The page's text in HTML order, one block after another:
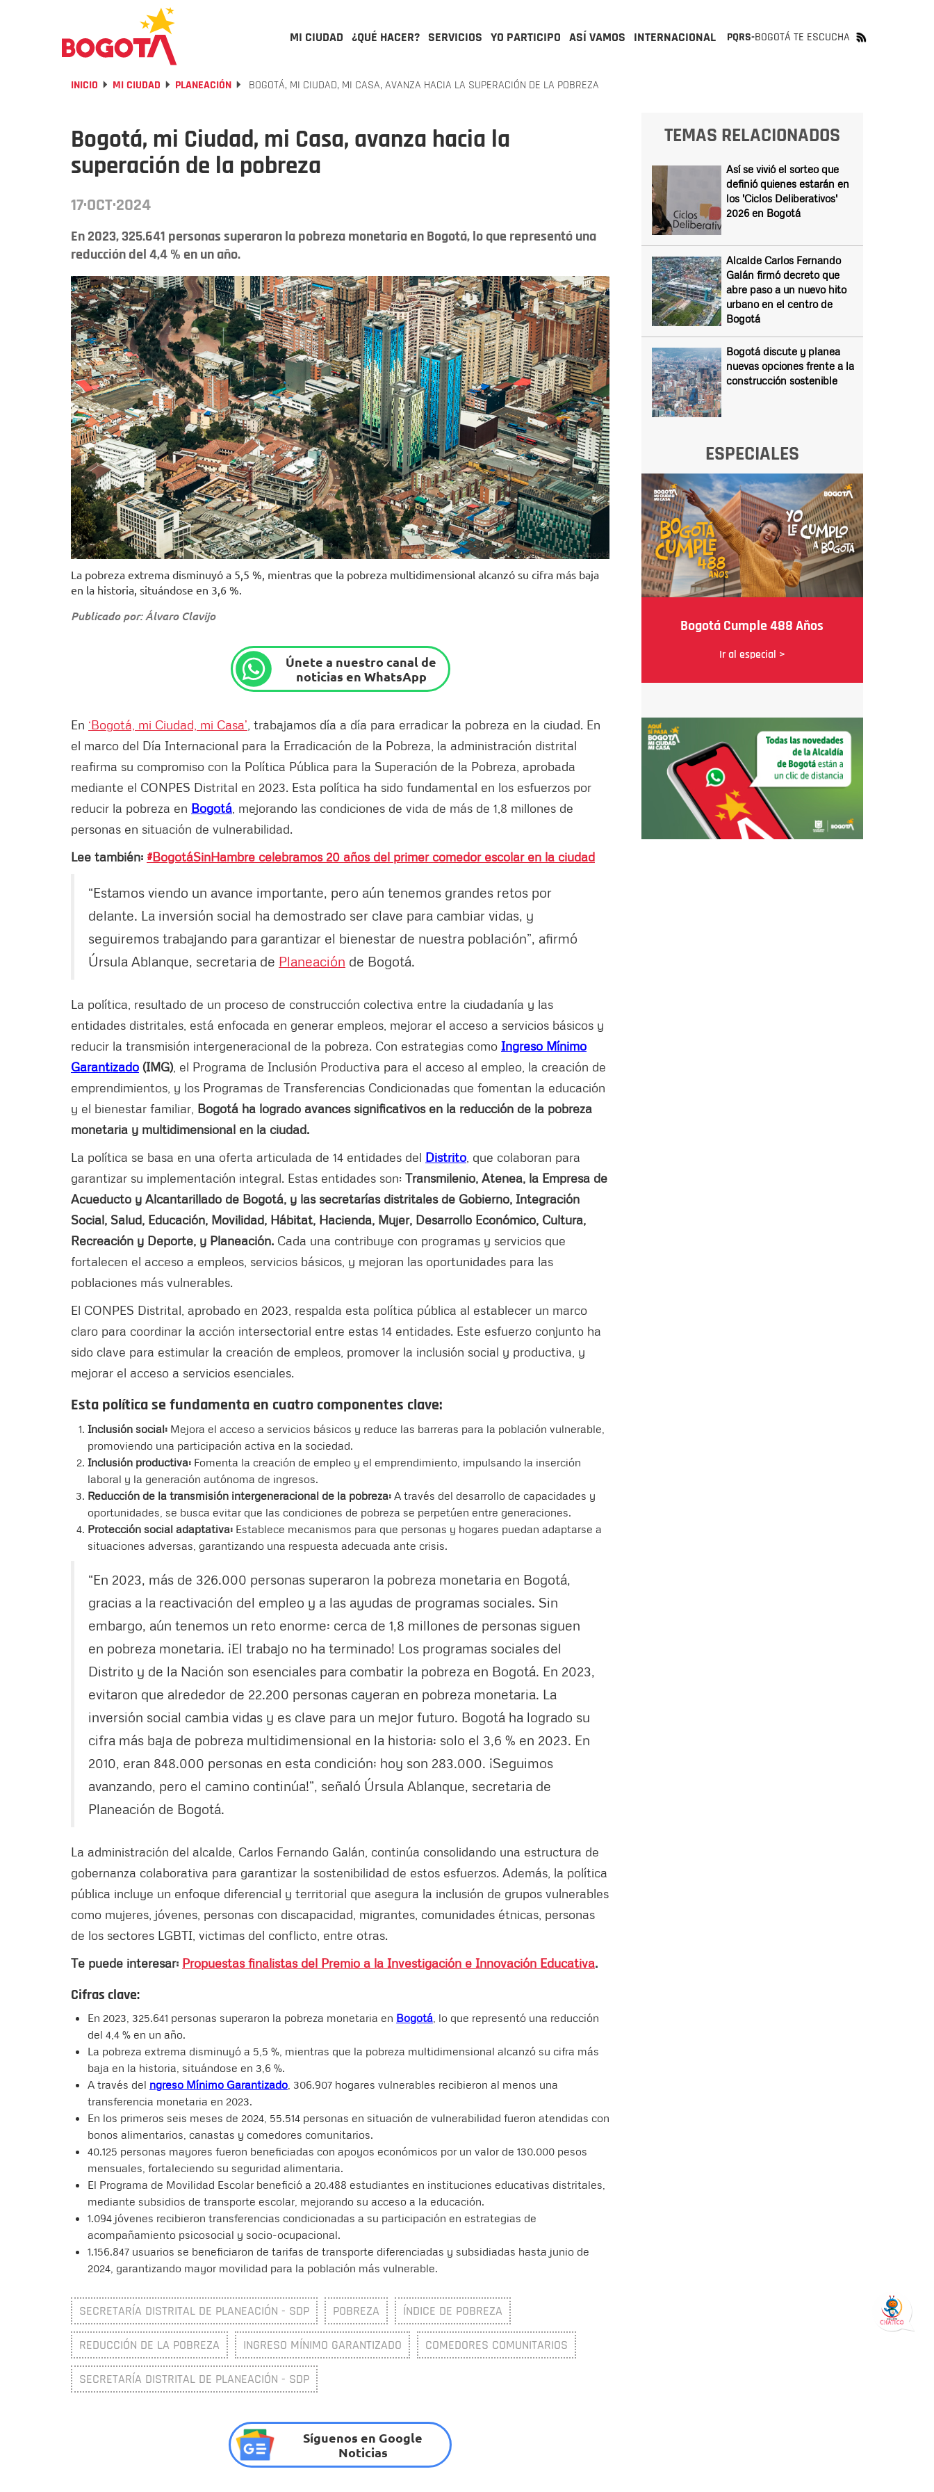
MI CIUDAD ¿QUÉ HACER? SERVICIOS YO PARTICIPO ASÍ VAMOS INTERNACIONAL PQRS-BOGOTÁ TE ESCUCHA
INICIO MI CIUDAD PLANEACIÓN BOGOTÁ, MI CIUDAD, MI CASA, AVANZA HACIA LA SUPERACIÓN DE LA POBREZA
Bogotá, mi Ciudad, mi Casa, avanza hacia la
superación de la pobreza
17·OCT·2024
En 2023, 325.641 personas superaron la pobreza monetaria en Bogotá, lo que representó una
reducción del 4,4 % en un año.
Foto: Alcaldía Mayor de Bogotá
La pobreza extrema disminuyó a 5,5 %, mientras que la pobreza multidimensional alcanzó su cifra más baja
en la historia, situándose en 3,6 %.
Publicado por: Álvaro Clavijo
Únete a nuestro canal de
noticias en WhatsApp
En ‘Bogotá, mi Ciudad, mi Casa’ , trabajamos día a día para erradicar la pobreza en la ciudad. En
el marco del Día Internacional para la Erradicación de la Pobreza, la administración distrital
reafirma su compromiso con la Política Pública para la Superación de la Pobreza, aprobada
mediante el CONPES Distrital en 2023. Esta política ha sido fundamental en los esfuerzos por
reducir la pobreza en Bogotá , mejorando las condiciones de vida de más de 1,8 millones de
personas en situación de vulnerabilidad.
Lee también: #BogotáSinHambre celebramos 20 años del primer comedor escolar en la ciudad
“Estamos viendo un avance importante, pero aún tenemos grandes retos por
delante. La inversión social ha demostrado ser clave para cambiar vidas, y
seguiremos trabajando para garantizar el bienestar de nuestra población”, afirmó
Úrsula Ablanque, secretaria de Planeación de Bogotá.
La política, resultado de un proceso de construcción colectiva entre la ciudadanía y las
entidades distritales, está enfocada en generar empleos, mejorar el acceso a servicios básicos y
reducir la transmisión intergeneracional de la pobreza. Con estrategias como Ingreso Mínimo
Garantizado (IMG) , el Programa de Inclusión Productiva para el acceso al empleo, la creación de
emprendimientos, y los Programas de Transferencias Condicionadas que fomentan la educación
y el bienestar familiar, Bogotá ha logrado avances significativos en la reducción de la pobreza
monetaria y multidimensional en la ciudad.
La política se basa en una oferta articulada de 14 entidades del Distrito , que colaboran para
garantizar su implementación integral. Estas entidades son: Transmilenio, Atenea, la Empresa de
Acueducto y Alcantarillado de Bogotá, y las secretarías distritales de Gobierno, Integración
Social, Salud, Educación, Movilidad, Hábitat, Hacienda, Mujer, Desarrollo Económico, Cultura,
Recreación y Deporte, y Planeación. Cada una contribuye con programas y servicios que
fortalecen el acceso a empleos, servicios básicos, y mejoran las oportunidades para las
poblaciones más vulnerables.
El CONPES Distrital, aprobado en 2023, respalda esta política pública al establecer un marco
claro para coordinar la acción intersectorial entre estas 14 entidades. Este esfuerzo conjunto ha
sido clave para estimular la creación de empleos, promover la inclusión social y productiva, y
mejorar el acceso a servicios esenciales.
Esta política se fundamenta en cuatro componentes clave:
Inclusión social: Mejora el acceso a servicios básicos y reduce las barreras para la población vulnerable,
promoviendo una participación activa en la sociedad.
Inclusión productiva: Fomenta la creación de empleo y el emprendimiento, impulsando la inserción
laboral y la generación autónoma de ingresos.
Reducción de la transmisión intergeneracional de la pobreza: A través del desarrollo de capacidades y
oportunidades, se busca evitar que las condiciones de pobreza se perpetúen entre generaciones.
Protección social adaptativa: Establece mecanismos para que personas y hogares puedan adaptarse a
situaciones adversas, garantizando una respuesta adecuada ante crisis.
“En 2023, más de 326.000 personas superaron la pobreza monetaria en Bogotá,
gracias a la reactivación del empleo y a las ayudas de programas sociales. Sin
embargo, aún tenemos un reto enorme: cerca de 1,8 millones de personas siguen
en pobreza monetaria. ¡El trabajo no ha terminado! Los programas sociales del
Distrito y de la Nación son esenciales para combatir la pobreza en Bogotá. En 2023,
evitaron que alrededor de 22.200 personas cayeran en pobreza monetaria. La
inversión social cambia vidas y es clave para un mejor futuro. Bogotá ha logrado su
cifra más baja de pobreza multidimensional en la historia: solo el 3,6 % en 2023. En
2010, eran 848.000 personas en esta condición; hoy son 283.000. ¡Seguimos
avanzando, pero el camino continúa!”, señaló Úrsula Ablanque, secretaria de
Planeación de Bogotá.
La administración del alcalde, Carlos Fernando Galán, continúa consolidando una estructura de
gobernanza colaborativa para garantizar la sostenibilidad de estos esfuerzos. Además, la política
pública incluye un enfoque diferencial y territorial que asegura la inclusión de grupos vulnerables
como mujeres, jóvenes, personas con discapacidad, migrantes, comunidades étnicas, personas
de los sectores LGBTI, victimas del conflicto, entre otras.
Te puede interesar: Propuestas finalistas del Premio a la Investigación e Innovación Educativa.
Cifras clave:
En 2023, 325.641 personas superaron la pobreza monetaria en Bogotá , lo que representó una reducción
del 4,4 % en un año.
La pobreza extrema disminuyó a 5,5 %, mientras que la pobreza multidimensional alcanzó su cifra más
baja en la historia, situándose en 3,6 %.
A través del ngreso Mínimo Garantizado , 306.907 hogares vulnerables recibieron al menos una
transferencia monetaria en 2023.
En los primeros seis meses de 2024, 55.514 personas en situación de vulnerabilidad fueron atendidas con
bonos alimentarios, canastas y comedores comunitarios.
40.125 personas mayores fueron beneficiadas con apoyos económicos por un valor de 130.000 pesos
mensuales, fortaleciendo su seguridad alimentaria.
El Programa de Movilidad Escolar benefició a 20.488 estudiantes en instituciones educativas distritales,
mediante subsidios de transporte escolar, mejorando su acceso a la educación.
1.094 jóvenes recibieron transferencias condicionadas a su participación en estrategias de
acompañamiento psicosocial y socio-ocupacional.
1.156.847 usuarios se beneficiaron de tarifas de transporte diferenciadas y subsidiadas hasta junio de
2024, garantizando mayor movilidad para la población más vulnerable.
SECRETARÍA DISTRITAL DE PLANEACIÓN - SDP POBREZA ÍNDICE DE POBREZA
REDUCCIÓN DE LA POBREZA INGRESO MÍNIMO GARANTIZADO COMEDORES COMUNITARIOS
SECRETARÍA DISTRITAL DE PLANEACIÓN - SDP
Síguenos en Google
Noticias
TEMAS RELACIONADOS
Así se vivió el sorteo que
definió quienes estarán en
los 'Ciclos Deliberativos'
2026 en Bogotá
Alcalde Carlos Fernando
Galán firmó decreto que
abre paso a un nuevo hito
urbano en el centro de
Bogotá
Bogotá discute y planea
nuevas opciones frente a la
construcción sostenible
ESPECIALES
Bogotá Cumple 488 Años
Ir al especial >